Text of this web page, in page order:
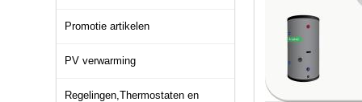
Promotie artikelen
PV verwarming
Regelingen,Thermostaten en